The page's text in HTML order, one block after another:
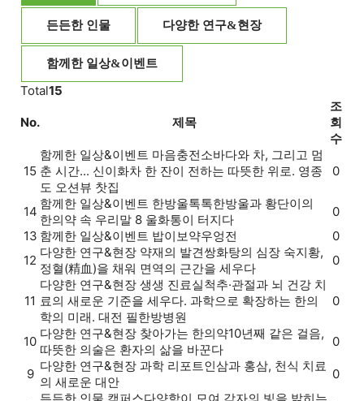
든든한 인물 다양한 연구&현장
함께한 일상&이벤트
Total15
No. 제목
조
회
수
15
함께한 일상&이벤트 마음충전소바다와 차, 그리고 멈
춘 시간... 신이화차 한 잔이 전하는 따뜻한 위로. 영종
도 오션뷰 찻집
0
14
함께한 일상&이벤트 한방울톡톡한방울과 황단이의
한의약 속 우리말 8 울화통이 터지다
0
13 함께한 일상&이벤트 밥이보약우엉전
0
12
다양한 연구&현장 약재의 발견쌍화탕의 심장 숙지황,
정혈(精血)을 채워 면역의 근간을 세우다
0
11
다양한 연구&현장 생생 진료실척추·관절과 뇌 건강 치
료의 새로운 기준을 세우다. 과학으로 확장하는 한의
학의 미래. 대전 필한방병원
0
10
다양한 연구&현장 찾아가는 한의약10년째 같은 걸음,
따뜻한 의술은 환자의 삶을 바꾼다
0
9
다양한 연구&현장 과학 리포트인삼과 홍삼, 천식 치료
의 새로운 대안
0